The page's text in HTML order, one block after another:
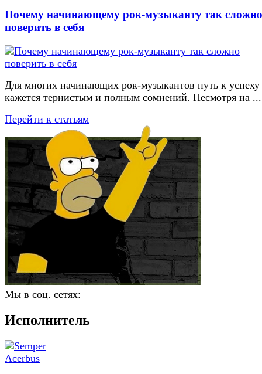
Почему начинающему рок-музыканту так сложно
поверить в себя
Для многих начинающих рок-музыкантов путь к успеху
кажется тернистым и полным сомнений. Несмотря на ...
Перейти к статьям
Мы в соц. сетях:
Исполнитель